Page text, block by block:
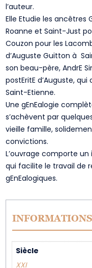
l’auteur.
Elle Etudie les
Roanne et Saint-Just
Couzon pour les
d’Auguste Guitton à
son beau-père, AndrE
postEritE d’Auguste,
Saint-Etienne.
Une gEnEalogie
s’achèvent par
vieille famille,
convictions.
L’ouvrage comporte
qui facilite le travail de
gEnEalogiques.
Siècle
XXI